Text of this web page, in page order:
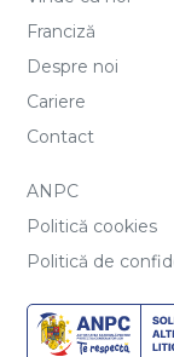
Franciză
Despre noi
Cariere
Contact
ANPC
Politică cookies
Politică de